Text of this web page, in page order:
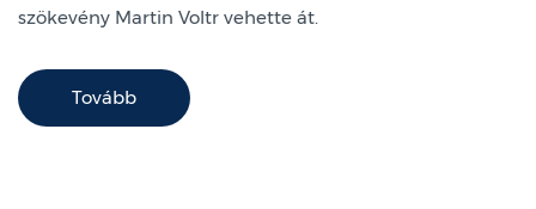
szökevény Martin Voltr vehette át.
Tovább